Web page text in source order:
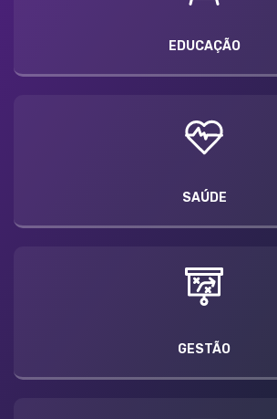
EDUCAÇÃO
SAÚDE
GESTÃO